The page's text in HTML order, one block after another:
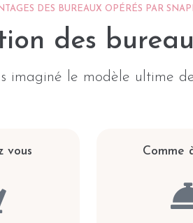
DES BUREAUX OPÉRÉS PAR
des
imaginé le modèle ultime
vous Comme